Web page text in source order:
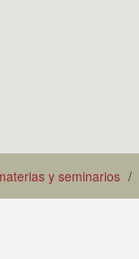
y seminarios